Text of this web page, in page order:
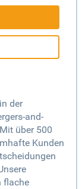
der
and-
über 500
Kunden
flache